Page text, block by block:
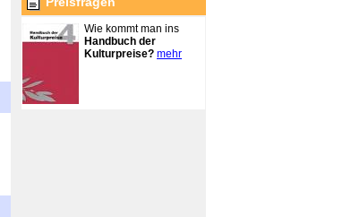
Wie kommt man ins
Handbuch der
Kulturpreise? mehr